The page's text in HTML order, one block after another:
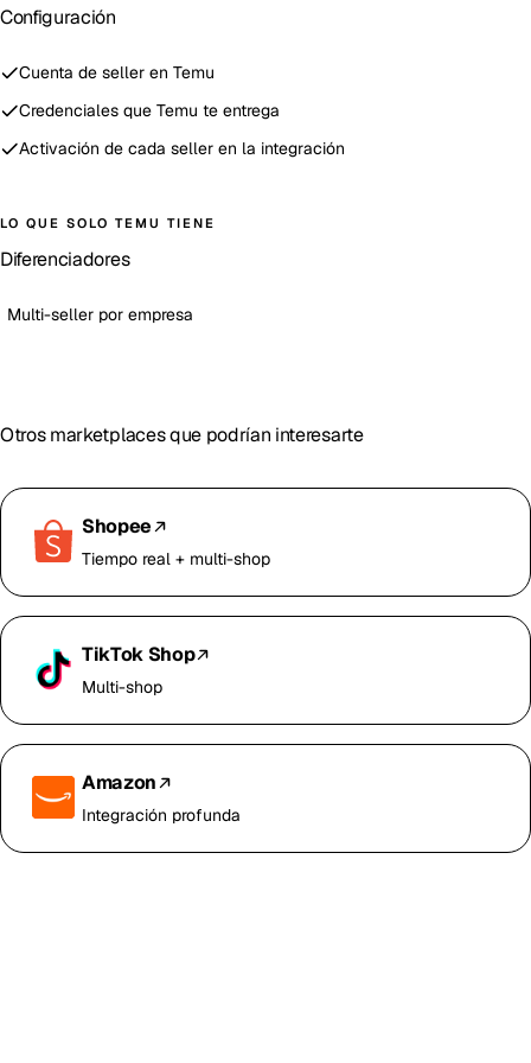
Configuración
Cuenta de seller en Temu
Credenciales que Temu te entrega
Activación de cada seller en la integración
LO QUE SOLO TEMU TIENE
Diferenciadores
Multi-seller por empresa
Otros marketplaces que podrían interesarte
Shopee
Tiempo real + multi-shop
TikTok Shop
Multi-shop
Amazon
Integración profunda